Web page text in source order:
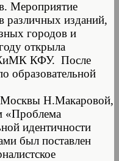
Мероприятие
различных изданий,
городов и
открыла
КФУ. После
образовательной
Москвы Н.Макаровой,
«Проблема
идентичности
был поставлен